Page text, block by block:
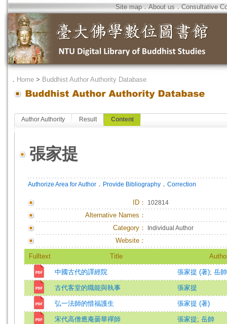
Site map．About us．Consultative
． Home > Buddhist Author Authority Database
Author Authority Result Content
張家提
Authorize Area for Author ． Provide Bibliography ． Correction
ID ： 102814
Alternative Names：
Category：
Individual Author
Website：
Fulltext Title
中國古代的譯經院 張家提 (著); 岳
古代客堂的職能與執事 張家提
弘一法師的惜福護生 張家提 (著)
宋代高僧應庵曇華禪師 張家提; 岳帥